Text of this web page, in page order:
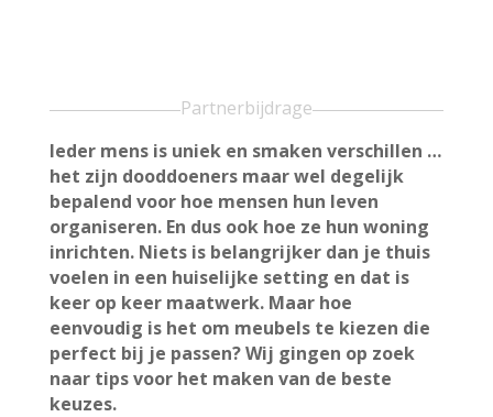
Partnerbijdrage
Ieder mens is uniek en smaken verschillen …
het zijn dooddoeners maar wel degelijk
bepalend voor hoe mensen hun leven
organiseren. En dus ook hoe ze hun woning
inrichten. Niets is belangrijker dan je thuis
voelen in een huiselijke setting en dat is
keer op keer maatwerk. Maar hoe
eenvoudig is het om meubels te kiezen die
perfect bij je passen? Wij gingen op zoek
naar tips voor het maken van de beste
keuzes.